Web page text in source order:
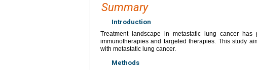
Summary
Introduction
Treatment landscape in metastatic lung cancer
immunotherapies and targeted therapies. This study
with metastatic lung cancer.
Methods